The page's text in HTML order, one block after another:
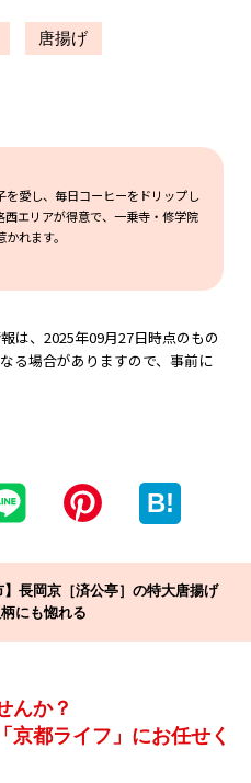
唐揚げ
を愛し、毎日コーヒーをドリップし
西エリアが得意で、一乗寺・修学院
れます。
は、2025年09月27日時点のもの
る場合がありますので、事前に
B!
】長岡京［済公亭］の特大唐揚げ
にも惚れる
んか？
京都ライフ」にお任せく